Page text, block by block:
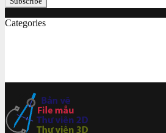
Categories